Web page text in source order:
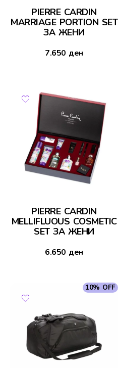
PIERRE CARDIN
MARRIAGE PORTION SET
ЗА ЖЕНИ
7.650 ден
PIERRE CARDIN
MELLIFLUOUS COSMETIC
SET ЗА ЖЕНИ
6.650 ден
10% OFF